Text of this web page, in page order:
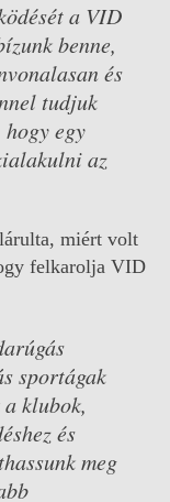
a VID
benne,
és
tudjuk
egy
az
miért volt
felkarolja VID
sportágak
klubok,
és
meg